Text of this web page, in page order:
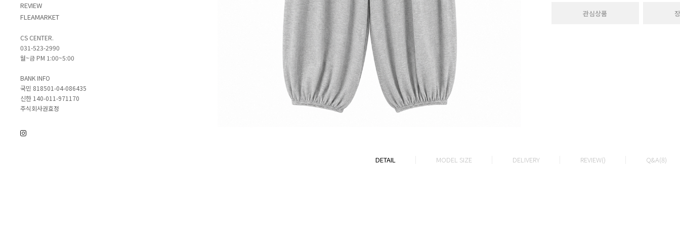
REVIEW
FLEAMARKET
CS CENTER.
031-523-2990
월~금 PM 1:00~5:00
BANK INFO
국민 818501-04-086435
신한 140-011-971170
주식회사권효정
관심상품
DETAIL MODEL SIZE DELIVERY REVIEW() Q&A(8)